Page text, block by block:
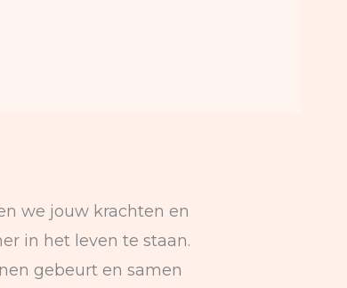
we jouw krachten en
in het leven te staan.
gebeurt en samen